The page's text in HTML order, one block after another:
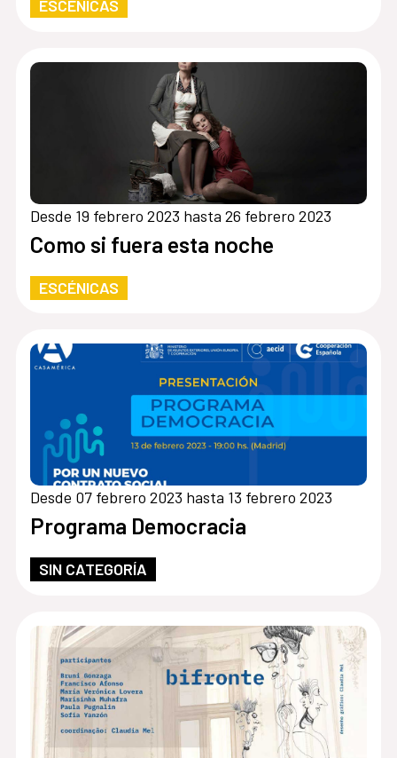
ESCÉNICAS
Desde 19 febrero 2023 hasta 26 febrero 2023
Como si fuera esta noche
ESCÉNICAS
Desde 07 febrero 2023 hasta 13 febrero 2023
Programa Democracia
SIN CATEGORÍA